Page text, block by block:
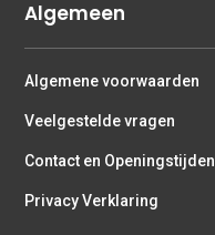
Algemeen
Algemene voorwaarden
Veelgestelde vragen
Contact en Openingstijden
Privacy Verklaring